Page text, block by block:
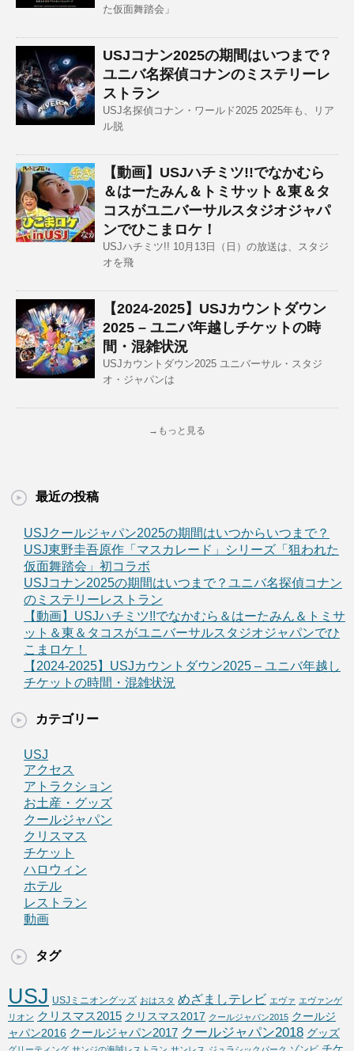
た仮面舞踏会」
USJコナン2025の期間はいつまで？
ユニバ名探偵コナンのミステリーレ
ストラン
USJ名探偵コナン・ワールド2025 2025年も、リア
ル脱
【動画】USJハチミツ!!でなかむら
＆はーたみん＆トミサット＆東＆タ
コスがユニバーサルスタジオジャパ
ンでひこまロケ！
USJハチミツ!! 10月13日（日）の放送は、スタジ
オを飛
【2024-2025】USJカウントダウン
2025 – ユニバ年越しチケットの時
間・混雑状況
USJカウントダウン2025 ユニバーサル・スタジ
オ・ジャパンは
→もっと見る
最近の投稿
USJクールジャパン2025の期間はいつからいつまで？
USJ東野圭吾原作「マスカレード」シリーズ「狙われた
仮面舞踏会」初コラボ
USJコナン2025の期間はいつまで？ユニバ名探偵コナン
のミステリーレストラン
【動画】USJハチミツ!!でなかむら＆はーたみん＆トミサ
ット＆東＆タコスがユニバーサルスタジオジャパンでひ
こまロケ！
【2024-2025】USJカウントダウン2025 – ユニバ年越し
チケットの時間・混雑状況
カテゴリー
USJ
アクセス
アトラクション
お土産・グッズ
クールジャパン
クリスマス
チケット
ハロウィン
ホテル
レストラン
動画
タグ
USJ USJミニオングッズ おはスタ めざましテレビ エヴァ エヴァンゲ
リオン クリスマス2015 クリスマス2017 クールジャパン2015 クールジ
ャパン2016 クールジャパン2017 クールジャパン2018 グッズ